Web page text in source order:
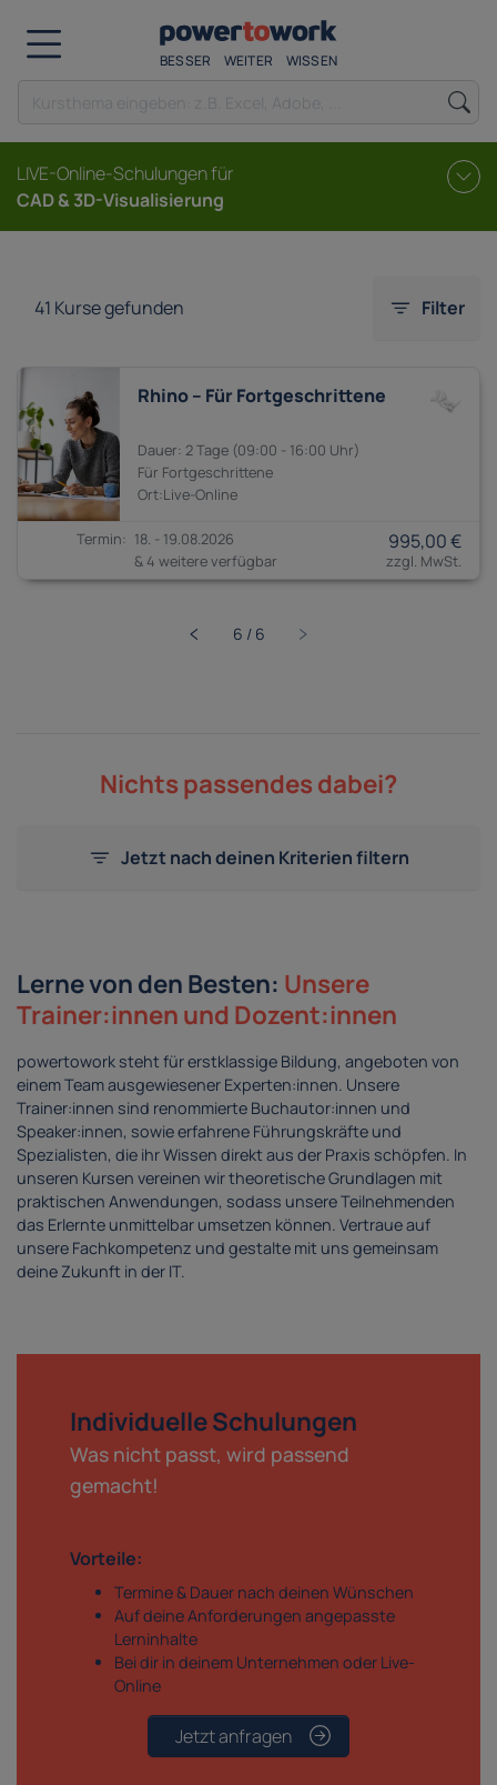
BESSER WEITER WISSEN
LIVE-Online-Schulungen für
CAD & 3D-Visualisierung
41 Kurse gefunden Filter
Rhino – Für Fortgeschrittene
2 Tage 09:00 - 16:00
Fortgeschrittene
18. - 19.08.2026
& 4 weitere verfügbar
995,00 €
Nichts passendes dabei?
Jetzt nach deinen Kriterien filtern
Lerne von den Besten: Unsere
Trainer:innen und Dozent:innen
powertowork steht für erstklassige Bildung, angeboten von
einem Team ausgewiesener Experten:innen. Unsere
Trainer:innen sind renommierte Buchautor:innen und
Speaker:innen, sowie erfahrene Führungskräfte und
Spezialisten, die ihr Wissen direkt aus der Praxis schöpfen. In
unseren Kursen vereinen wir theoretische Grundlagen mit
praktischen Anwendungen, sodass unsere Teilnehmenden
das Erlernte unmittelbar umsetzen können. Vertraue auf
unsere Fachkompetenz und gestalte mit uns gemeinsam
deine Zukunft in der IT.
Individuelle Schulungen
Was nicht passt, wird passend
gemacht!
Vorteile:
Termine & Dauer nach deinen Wünschen
Auf deine Anforderungen angepasste
Lerninhalte
Bei dir in deinem Unternehmen oder Live-
Online
Jetzt anfragen